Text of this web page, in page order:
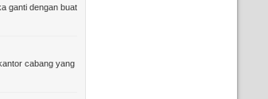
ganti dengan buat
cabang yang